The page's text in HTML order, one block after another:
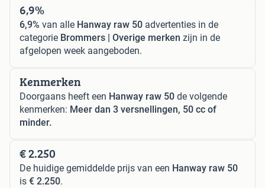
6,9%
6,9% van alle Hanway raw 50 advertenties in de
categorie Brommers | Overige merken zijn in de
afgelopen week aangeboden.
Kenmerken
Doorgaans heeft een Hanway raw 50 de volgende
kenmerken: Meer dan 3 versnellingen, 50 cc of
minder.
€ 2.250
De huidige gemiddelde prijs van een Hanway raw 50
is € 2.250.